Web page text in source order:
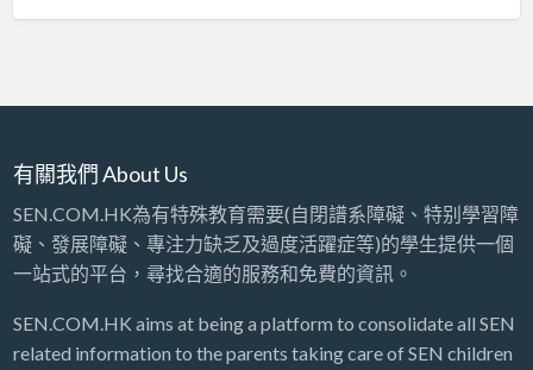
有關我們 About Us
SEN.COM.HK為有特殊教育需要(自閉譜系障礙、特别學習障
礙、發展障礙、專注力缺乏及過度活躍症等)的學生提供一個
一站式的平台，尋找合適的服務和免費的資訊。
SEN.COM.HK aims at being a platform to consolidate all SEN
related information to the parents taking care of SEN children